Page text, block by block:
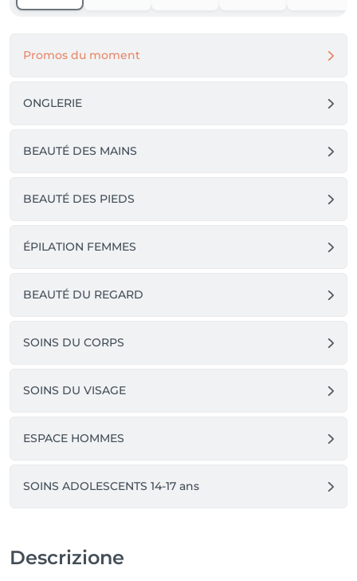
Promos du moment
ONGLERIE
BEAUTÉ DES MAINS
BEAUTÉ DES PIEDS
ÉPILATION FEMMES
BEAUTÉ DU REGARD
SOINS DU CORPS
SOINS DU VISAGE
ESPACE HOMMES
SOINS ADOLESCENTS 14-17 ans
Descrizione